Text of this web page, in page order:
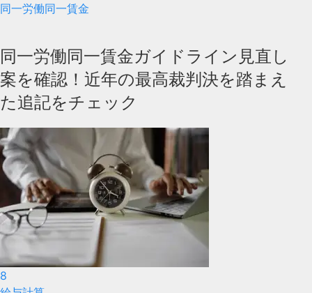
同一労働同一賃金
同一労働同一賃金ガイドライン見直し
案を確認！近年の最高裁判決を踏まえ
た追記をチェック
8